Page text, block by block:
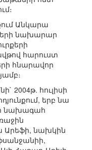
Անկարա
նախարար
հարուստ
հնարավոր
2004թ. հուլիսի
երբ նա
նախագահ
նախկին